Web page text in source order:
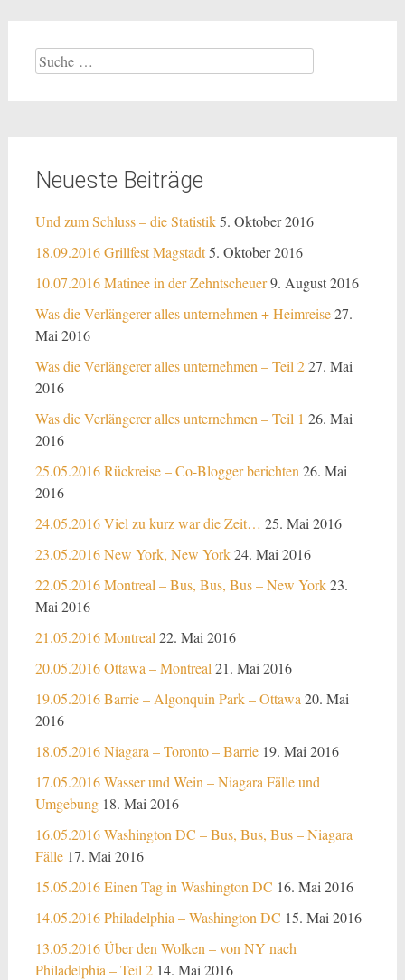
Suche
nach:
Neueste Beiträge
Und zum Schluss – die Statistik5. Oktober 2016
18.09.2016 Grillfest Magstadt5. Oktober 2016
10.07.2016 Matinee in der Zehntscheuer9. August 2016
Was die Verlängerer alles unternehmen + Heimreise27.
Mai 2016
Was die Verlängerer alles unternehmen – Teil 227. Mai
2016
Was die Verlängerer alles unternehmen – Teil 1 26. Mai
2016
25.05.2016 Rückreise – Co-Blogger berichten 26. Mai
2016
24.05.2016 Viel zu kurz war die Zeit… 25. Mai 2016
23.05.2016 New York, New York24. Mai 2016
22.05.2016 Montreal – Bus, Bus, Bus – New York23.
Mai 2016
21.05.2016 Montreal 22. Mai 2016
20.05.2016 Ottawa – Montreal 21. Mai 2016
19.05.2016 Barrie – Algonquin Park – Ottawa 20. Mai
2016
18.05.2016 Niagara – Toronto – Barrie 19. Mai 2016
17.05.2016 Wasser und Wein – Niagara Fälle und
Umgebung 18. Mai 2016
16.05.2016 Washington DC – Bus, Bus, Bus – Niagara
Fälle 17. Mai 2016
15.05.2016 Einen Tag in Washington DC 16. Mai 2016
14.05.2016 Philadelphia – Washington DC 15. Mai 2016
13.05.2016 Über den Wolken – von NY nach
Philadelphia – Teil 2 14. Mai 2016